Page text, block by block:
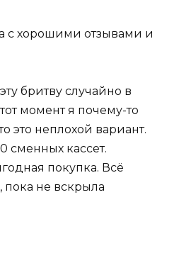
с хорошими отзывами и
бритву случайно в
момент я почему-то
это неплохой вариант.
сменных кассет.
покупка. Всё
не вскрыла